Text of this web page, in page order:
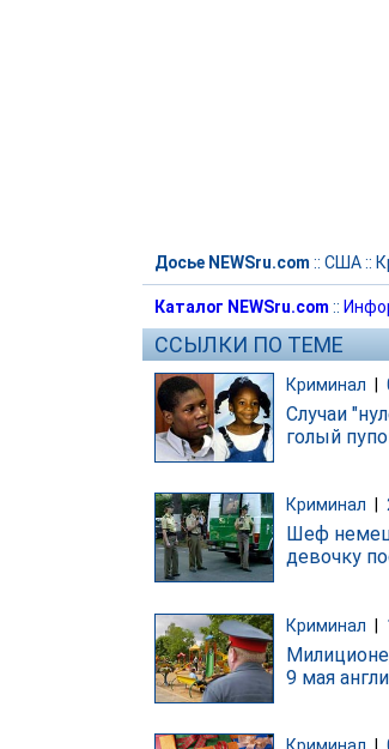
Досье NEWSru.com :: США::
Каталог NEWSru.com ::
ССЫЛКИ ПО ТЕМЕ
Криминал
Случаи
голый
Криминал
Шеф
девочку
Криминал |
9 мая
Криминал